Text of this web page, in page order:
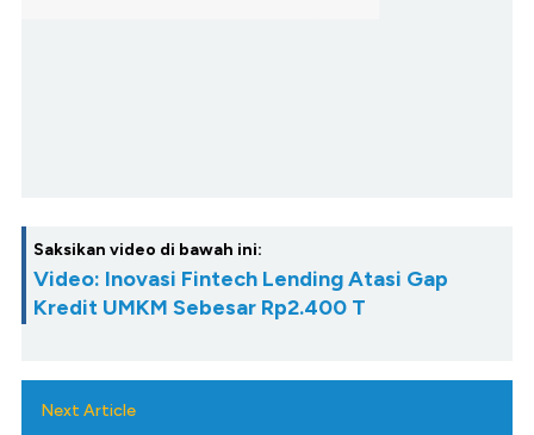
Saksikan video di bawah ini:
Video: Inovasi Fintech Lending Atasi Gap
Kredit UMKM Sebesar Rp2.400 T
Next Article